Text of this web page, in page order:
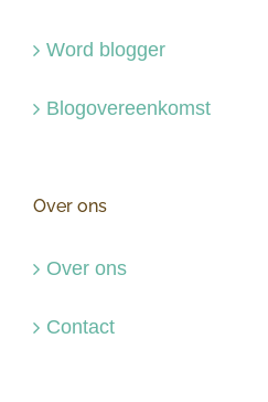
Word blogger
Blogovereenkomst
Over ons
Over ons
Contact